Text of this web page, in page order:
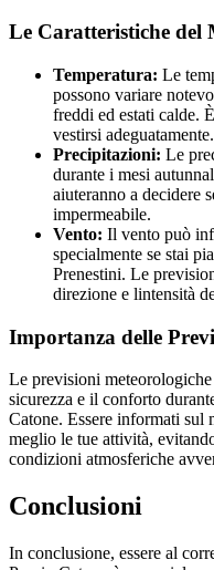
Le Caratteristiche del
Temperatura: Le
possono variare
freddi ed estati calde.
vestirsi adeguatamente.
Precipitazioni: Le
durante i mesi
aiuteranno a decidere
impermeabile.
Vento: Il vento può
specialmente se stai
Prenestini. Le
direzione e lintensità
Importanza delle
Le previsioni
sicurezza e il conforto
Catone. Essere informati sul
meglio le tue attività,
condizioni atmosferiche
Conclusioni
In conclusione, essere al